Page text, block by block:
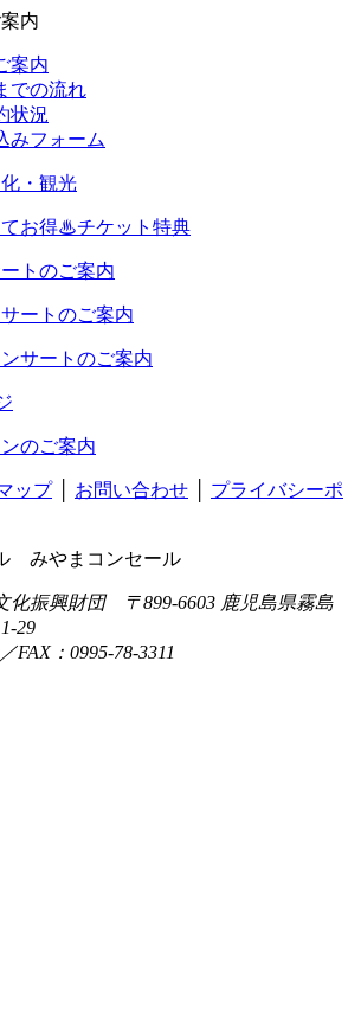
内
案内
での流れ
状況
みフォーム
・観光
お得♨チケット特典
トのご案内
ートのご案内
サートのご案内
のご案内
ップ│ お問い合わせ
プライバシーポ
みやまコンセール
化振興財団 〒899-6603 鹿児島県霧島
29
FAX：0995-78-3311